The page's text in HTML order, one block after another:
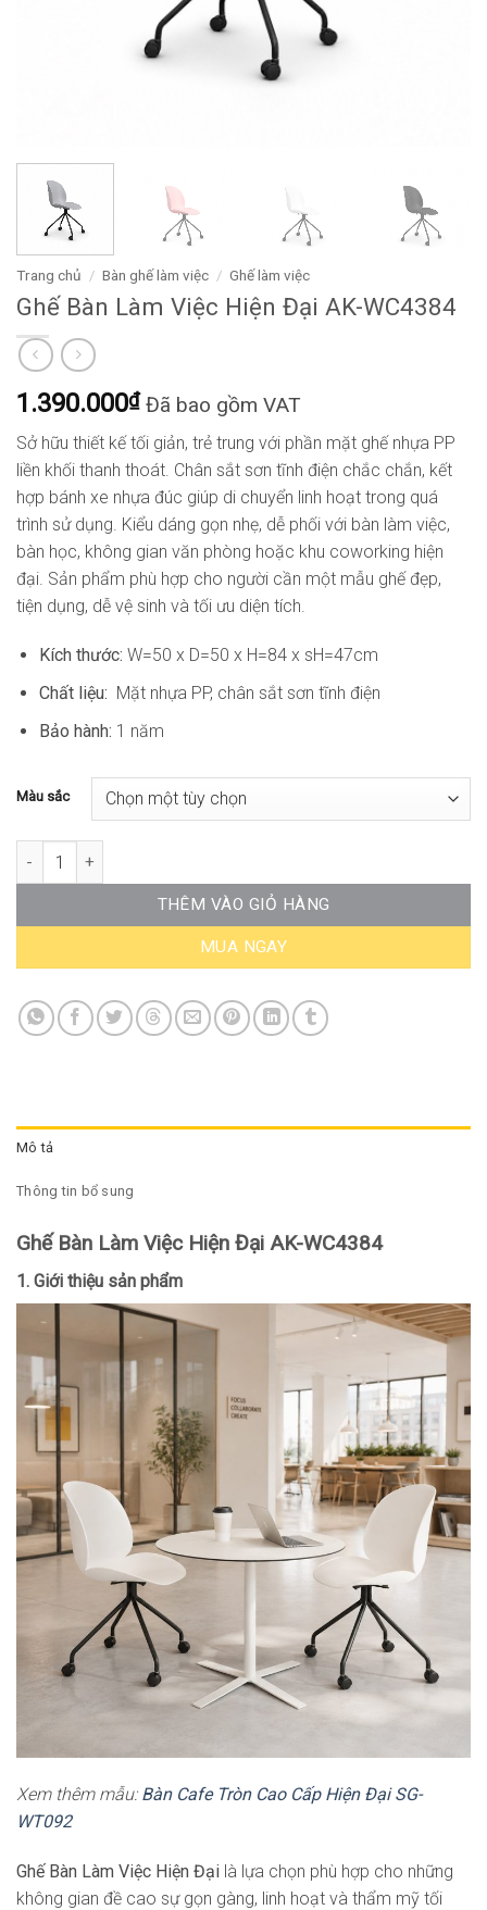
Trang chủ / Bàn ghế làm việc / Ghế làm việc
Ghế Bàn Làm Việc Hiện Đại AK-WC4384
1.390.000₫ Đã bao gồm VAT
Sở hữu thiết kế tối giản, trẻ trung với phần mặt ghế nhựa PP
liền khối thanh thoát. Chân sắt sơn tĩnh điện chắc chắn, kết
hợp bánh xe nhựa đúc giúp di chuyển linh hoạt trong quá
trình sử dụng. Kiểu dáng gọn nhẹ, dễ phối với bàn làm việc,
bàn học, không gian văn phòng hoặc khu coworking hiện
đại. Sản phẩm phù hợp cho người cần một mẫu ghế đẹp,
tiện dụng, dễ vệ sinh và tối ưu diện tích.
Kích thước: W=50 x D=50 x H=84 x sH=47cm
Chất liệu: Mặt nhựa PP, chân sắt sơn tĩnh điện
Bảo hành: 1 năm
Màu sắc
Ghế Bàn Làm Việc Hiện Đại AK-WC4384 số lượng
THÊM VÀO GIỎ HÀNG
MUA NGAY
Mô tả
Thông tin bổ sung
Ghế Bàn Làm Việc Hiện Đại AK-WC4384
1. Giới thiệu sản phẩm
Xem thêm mẫu: Bàn Cafe Tròn Cao Cấp Hiện Đại SG-
WT092
Ghế Bàn Làm Việc Hiện Đại là lựa chọn phù hợp cho những
không gian đề cao sự gọn gàng, linh hoạt và thẩm mỹ tối